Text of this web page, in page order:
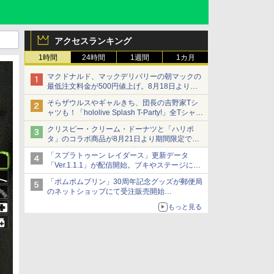
アクセスランキング
1時間 24時間 1週間 1カ月
マクドナルド、マックデリバリーの朝マックの
最低注文料金が500円値上げ。8月18日より
1,500円から受付
そらザウルスやギャルきち、団長の吉野家Tシ
ャツも！「hololive Splash T-Party!」全Tシャツ
ラインナップ公開＆オンライン販売開始
クリスピー・クリーム・ドーナツと「ハリポ
タ」のコラボ商品が8月21日より期間限定で発
売
組分け帽子ドーナツなど見た目も楽しい商品が
登場
「スプラトゥーン レイダース」更新データ
「Ver.1.1.1」が配信開始。ブキやステージに関
する不具合を修正
「ポムポムプリン」30周年記念グッズが郵便局
のネットショップにて受注販売開始
「おもちもちもちクッション」など今年だけの
もっと見る